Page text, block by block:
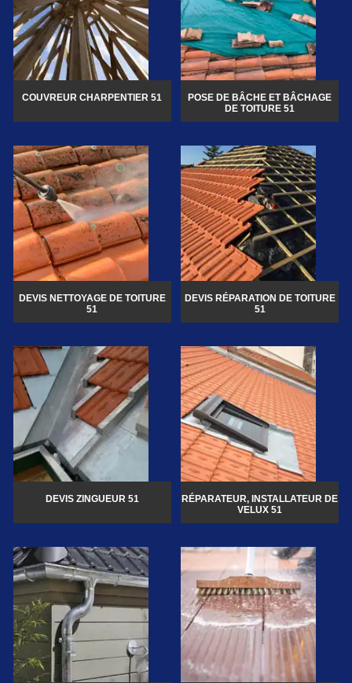
COUVREUR CHARPENTIER 51
POSE DE BÂCHE ET BÂCHAGE
DE TOITURE 51
DEVIS NETTOYAGE DE TOITURE
51
DEVIS RÉPARATION DE TOITURE
51
DEVIS ZINGUEUR 51
RÉPARATEUR, INSTALLATEUR DE
VELUX 51